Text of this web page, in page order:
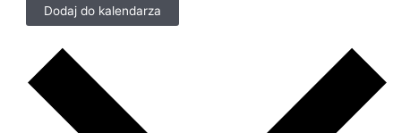
Dodaj do kalendarza